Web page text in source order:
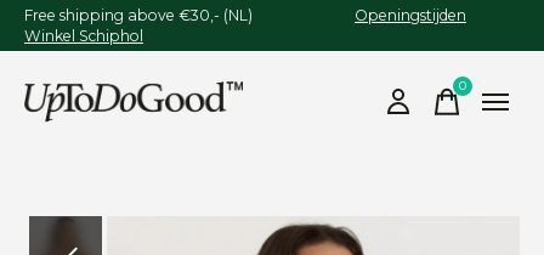
Free shipping above €30,- (NL) Openingstijden
Winkel Schiphol
0items